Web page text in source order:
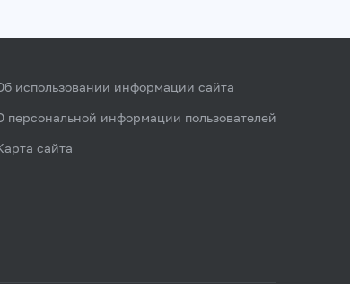
использовании информации сайта
персональной информации пользователей
сайта